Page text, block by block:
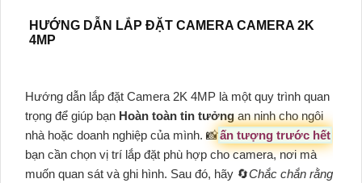
HƯỚNG DẪN LẮP ĐẶT CAMERA CAMERA 2K
4MP
Hướng dẫn lắp đặt Camera 2K 4MP là một quy trình quan
trọng để giúp bạn Hoàn toàn tin tưởngan ninh cho ngôi
nhà hoặc doanh nghiệp của mình. 📸ấn tượng trước hết
bạn cần chọn vị trí lắp đặt phù hợp cho camera, nơi mà
muốn quan sát và ghi hình. Sau đó, hãy 🔄Chắc chắn rằng